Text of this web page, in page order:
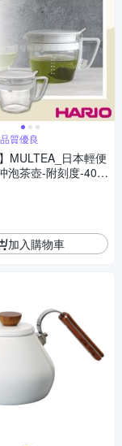
質優良
MULTEA_日本輕便
泡茶壺-附刻度-400
加入購物車